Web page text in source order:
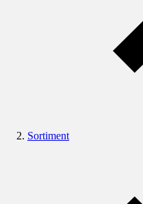
Sortiment